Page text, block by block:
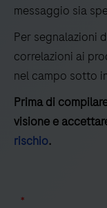
end
delle
librerie,
l’arricchimento
dei
target,
la
messaggio sia
Per segnalazioni
correlazioni ai
nel campo sotto
Prima di
visione e
rischio.
*